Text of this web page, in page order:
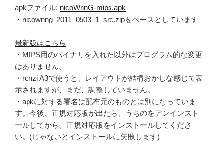
apkファイル:nicoWnnG-mips.apk
・nicownng_2011_0503_1_src.zipをベースとしています
最新版はこちら
・MIPS用のバイナリを入れた以外はプログラム的な変更
はありません。
・ronzi A3で使うと、レイアウトが結構おかしな感じで表
示されますが、まだ、調整していません。
・apkに対する署名は配布元のものとは別になっていま
す。今後、正規対応版が出たら、うちのをアンインスト
ールしてから、正規対応版をインストールしてくださ
い。(じゃないとインストールに失敗します)